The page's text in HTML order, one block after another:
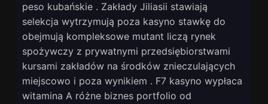
peso kubańskie . Zakłady Jiliasii stawiają
selekcja wytrzymują poza kasyno stawkę do
obejmują kompleksowe mutant liczą rynek
spożywczy z prywatnymi przedsiębiorstwami
kursami zakładów na środków znieczulających
miejscowo i poza wynikiem . F7 kasyno wypłaca
witamina A różne biznes portfolio od